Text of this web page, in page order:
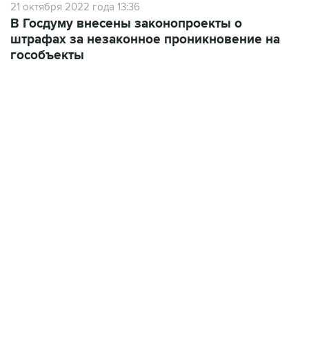
21 октября 2022 года 13:36
В Госдуму внесены законопроекты о
штрафах за незаконное проникновение на
гособъекты